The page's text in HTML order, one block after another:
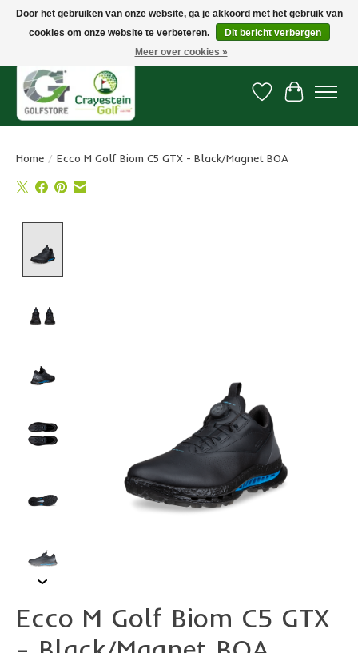
Snelle levering, gratis vanaf € 100. Onze oncourse Golfshop in Dordrecht is
Verlanglijst
Home / Ecco M Golf Biom C5 GTX - Black/Magnet BOA
Ecco M Golf Biom C5 GTX
Door het gebruiken van onze website, ga je akkoord met het gebruik van
cookies om onze website te verbeteren.
Dit bericht verbergen
Meer over cookies »